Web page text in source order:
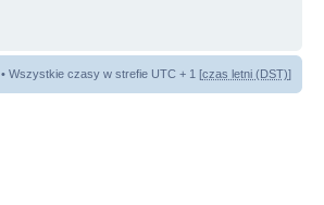
• Wszystkie czasy w strefie UTC + 1 [czas letni (DST)]